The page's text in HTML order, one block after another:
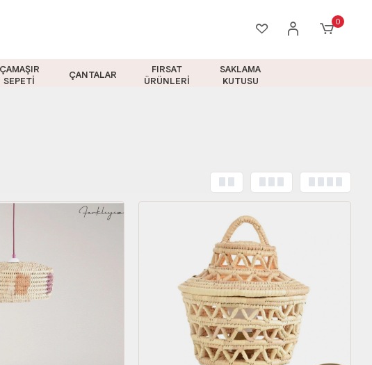
0
ÇAMAŞIR
SEPETİ
ÇANTALAR
FIRSAT
ÜRÜNLERİ
SAKLAMA
KUTUSU